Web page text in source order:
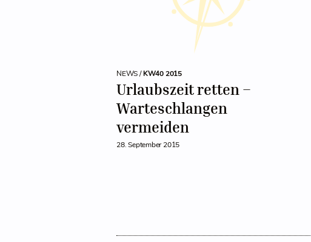
NEWS /KW40 2015
Urlaubszeit retten –
Warteschlangen
vermeiden
28. September 2015